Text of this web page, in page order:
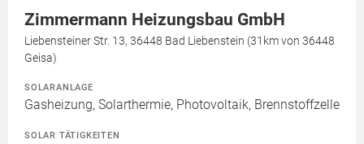
Zimmermann Heizungsbau GmbH
Liebensteiner Str. 13, 36448 Bad Liebenstein (31km von 36448
Geisa)
SOLARANLAGE
Gasheizung, Solarthermie, Photovoltaik, Brennstoffzelle
SOLAR TÄTIGKEITEN